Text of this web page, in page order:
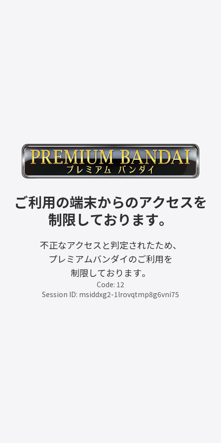
ご利用の端末からのアクセスを
制限しております。
不正なアクセスと判定されたため、
プレミアムバンダイのご利用を
制限しております。
Code: 12
Session ID: msiddxg2-1lrovqtmp8g6vni75